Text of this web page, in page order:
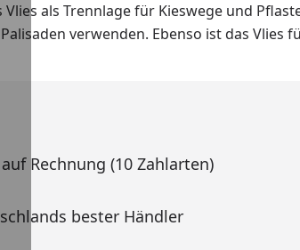
als Trennlage für Kieswege und
verwenden. Ebenso ist das Vlies
Rechnung (10 Zahlarten)
bester Händler